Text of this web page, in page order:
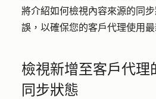
將介紹如何檢視內容來源的同
誤，以確保您的客戶代理使用最
檢視新增至客戶代理
同步狀態